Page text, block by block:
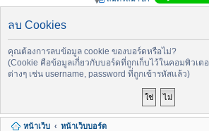
ลบ Cookies
คุณต้องการลบข้อมูล cookie ของบอร์ดหรือไม่?
(Cookie คือข้อมูลเกี่ยวกับบอร์ดที่ถูกเก็บไว้ในคอมพิวเ
ต่างๆ เช่น username, password ที่ถูกเข้ารหัสแล้ว)
หน้าเว็บ หน้าเว็บบอร์ด